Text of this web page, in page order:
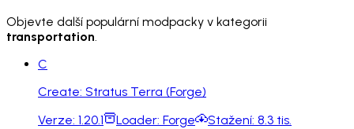
Objevte další populární modpacky v kategorii
transportation.
C
Create: Stratus Terra (Forge)
Verze: 1.20.1 Loader: Forge Stažení: 8.3 tis.